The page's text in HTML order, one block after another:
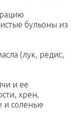
бульоны из
(лук, редис,
и ее
хрен,
и соленые